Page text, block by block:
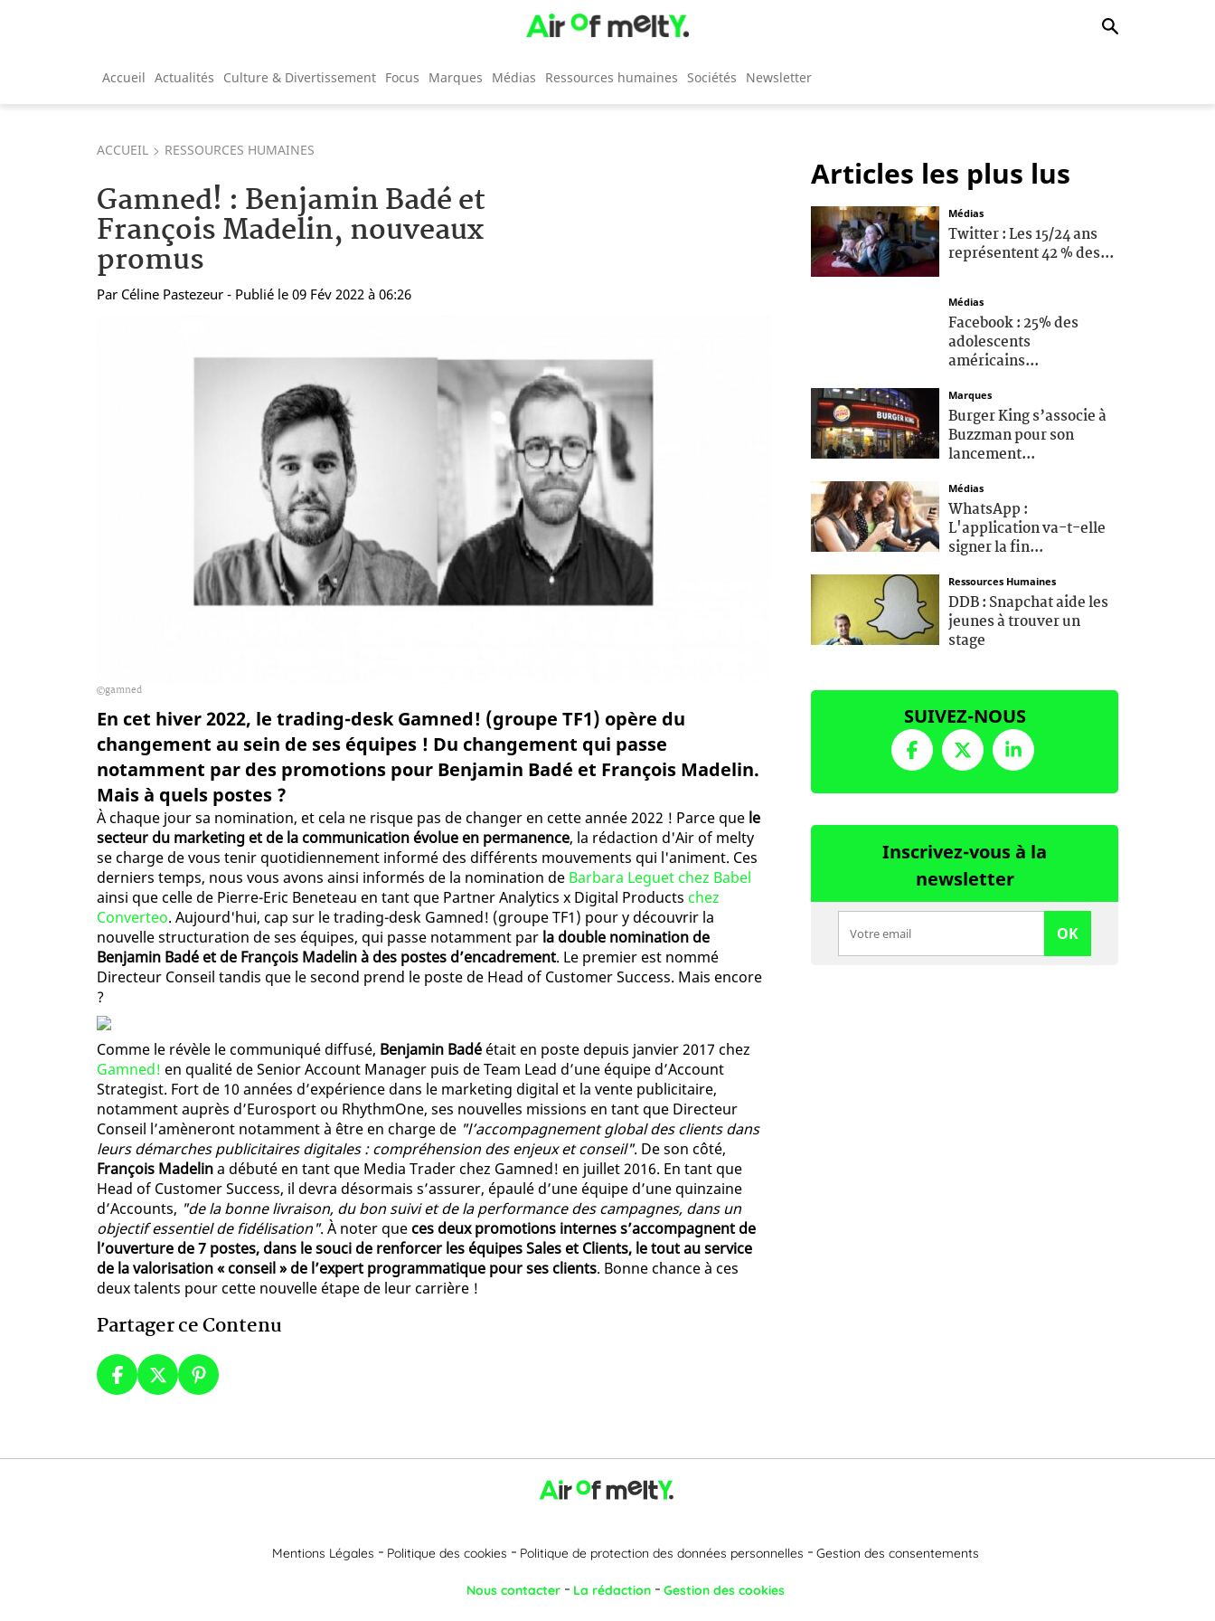
Accueil Actualités Culture & Divertissement Focus Marques Médias Ressources humaines Sociétés Newsletter
ACCUEIL RESSOURCES HUMAINES
Gamned! : Benjamin Badé et
François Madelin, nouveaux
promus
Par Céline Pastezeur - Publié le 09 Fév 2022 à 06:26
gamned
En cet hiver 2022, le trading-desk Gamned! (groupe TF1) opère du
changement au sein de ses équipes ! Du changement qui passe
notamment par des promotions pour Benjamin Badé et François Madelin.
Mais à quels postes ?
À chaque jour sa nomination, et cela ne risque pas de changer en cette année 2022 ! Parce que le
secteur du marketing et de la communication évolue en permanence, la rédaction d'Air of melty
se charge de vous tenir quotidiennement informé des différents mouvements qui l'animent. Ces
derniers temps, nous vous avons ainsi informés de la nomination de Barbara Leguet chez Babel
ainsi que celle de Pierre-Eric Beneteau en tant que Partner Analytics x Digital Products chez
Converteo. Aujourd'hui, cap sur le trading-desk Gamned! (groupe TF1) pour y découvrir la
nouvelle structuration de ses équipes, qui passe notamment par la double nomination de
Benjamin Badé et de François Madelin à des postes d’encadrement. Le premier est nommé
Directeur Conseil tandis que le second prend le poste de Head of Customer Success. Mais encore
?
Comme le révèle le communiqué diffusé, Benjamin Badé était en poste depuis janvier 2017 chez
Gamned! en qualité de Senior Account Manager puis de Team Lead d’une équipe d’Account
Strategist. Fort de 10 années d’expérience dans le marketing digital et la vente publicitaire,
notamment auprès d’Eurosport ou RhythmOne, ses nouvelles missions en tant que Directeur
Conseil l’amèneront notamment à être en charge de "l’accompagnement global des clients dans
leurs démarches publicitaires digitales : compréhension des enjeux et conseil". De son côté,
François Madelina débuté en tant que Media Trader chez Gamned! en juillet 2016. En tant que
Head of Customer Success, il devra désormais s’assurer, épaulé d’une équipe d’une quinzaine
d’Accounts, "de la bonne livraison, du bon suivi et de la performance des campagnes, dans un
objectif essentiel de fidélisation". À noter que ces deux promotions internes s’accompagnent de
l’ouverture de 7 postes, dans le souci de renforcer les équipes Sales et Clients, le tout au service
de la valorisation « conseil » de l’expert programmatique pour ses clients. Bonne chance à ces
deux talents pour cette nouvelle étape de leur carrière !
Partager ce Contenu
Articles les plus lus
Médias
Twitter : Les 15/24 ans
représentent 42 % des...
Médias
Facebook : 25% des
adolescents
américains...
Marques
Burger King s’associe à
Buzzman pour son
lancement...
Médias
WhatsApp :
L'application va-t-elle
signer la fin...
Ressources Humaines
DDB : Snapchat aide les
jeunes à trouver un
stage
SUIVEZ-NOUS
Inscrivez-vous à la
newsletter
OK
Mentions Légales Politique des cookies Politique de protection des données personnelles Gestion des consentements
Nous contacter La rédaction Gestion des cookies